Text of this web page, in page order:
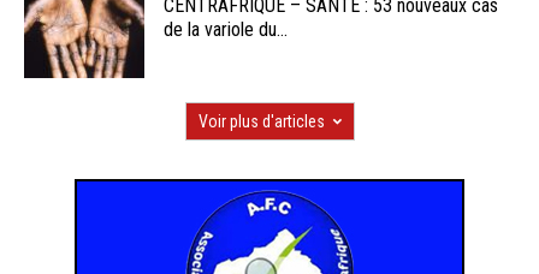
CENTRAFRIQUE – SANTE : 53 nouveaux cas
de la variole du...
Voir plus d'articles